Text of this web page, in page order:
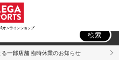
オンラインショップ
検索
一部店舗 臨時休業のお知らせ